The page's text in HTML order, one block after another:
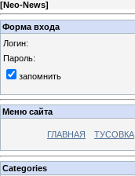
[Neo-News]
Форма входа
Логин:
Пароль:
запомнить
Меню сайта
ГЛАВНАЯ ТУСОВКА
Categories